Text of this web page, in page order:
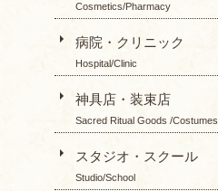
Cosmetics/Pharmacy
病院・クリニック
Hospital/Clinic
神具店・装束店
Sacred Ritual Goods /Costumes
スタジオ・スクール
Studio/School